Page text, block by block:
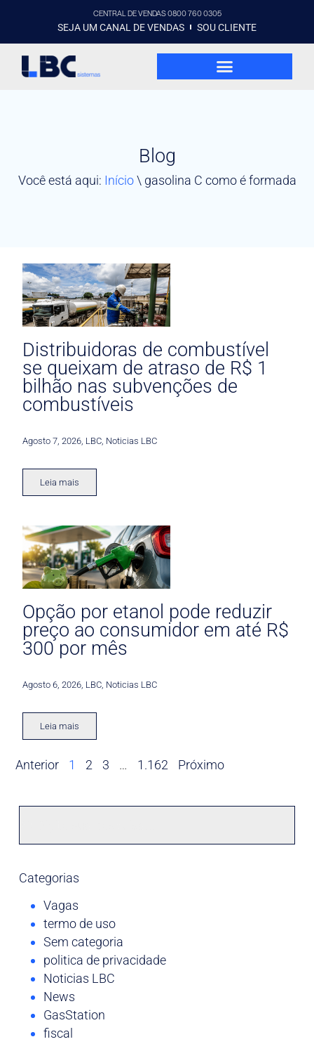
CENTRAL DE VENDAS 0800 760 0305
SEJA UM CANAL DE VENDAS SOU CLIENTE
Blog
Você está aqui: Início\ gasolina C como é formada
Distribuidoras de combustível
se queixam de atraso de R$ 1
bilhão nas subvenções de
combustíveis
Agosto 7, 2026 LBC Noticias LBC
Leia mais
Opção por etanol pode reduzir
preço ao consumidor em até R$
300 por mês
Agosto 6, 2026 LBC Noticias LBC
Leia mais
Anterior 1 2 3 … 1.162 Próximo
Categorias
Vagas
termo de uso
Sem categoria
politica de privacidade
Noticias LBC
News
GasStation
fiscal